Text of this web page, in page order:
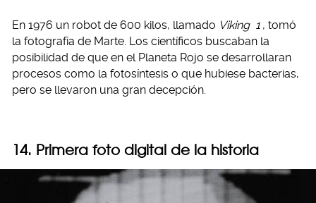
En 1976 un robot de 600 kilos, llamado Viking 1 , tomó
la fotografía de Marte. Los científicos buscaban la
posibilidad de que en el Planeta Rojo se desarrollaran
procesos como la fotosíntesis o que hubiese bacterias,
pero se llevaron una gran decepción.
14. Primera foto digital de la historia